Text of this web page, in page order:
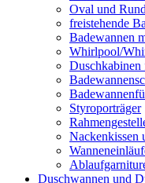
Oval und
freistehende
Badewannen
Whirlpool/
Duschkabinen
Styroporträger
Nackenkissen
Duschwannen und